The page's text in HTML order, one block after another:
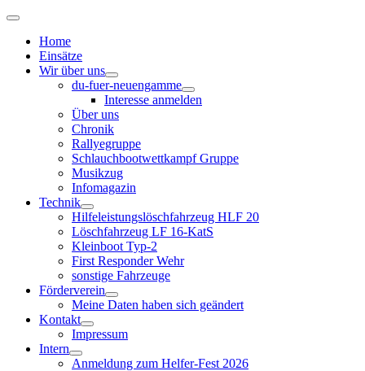
Home
Einsätze
Wir über uns
du-fuer-neuengamme
Interesse anmelden
Über uns
Chronik
Rallyegruppe
Schlauchbootwettkampf Gruppe
Musikzug
Infomagazin
Technik
Hilfeleistungslöschfahrzeug HLF 20
Löschfahrzeug LF 16-KatS
Kleinboot Typ-2
First Responder Wehr
sonstige Fahrzeuge
Förderverein
Meine Daten haben sich geändert
Kontakt
Impressum
Intern
Anmeldung zum Helfer-Fest 2026